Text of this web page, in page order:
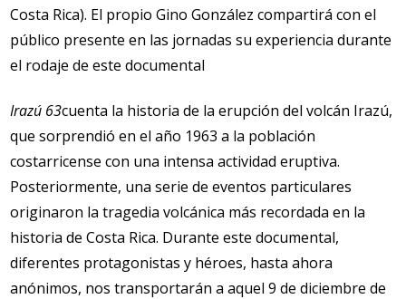
Costa Rica). El propio Gino González compartirá con el
público presente en las jornadas su experiencia durante
el rodaje de este documental
Irazú 63cuenta la historia de la erupción del volcán Irazú,
que sorprendió en el año 1963 a la población
costarricense con una intensa actividad eruptiva.
Posteriormente, una serie de eventos particulares
originaron la tragedia volcánica más recordada en la
historia de Costa Rica. Durante este documental,
diferentes protagonistas y héroes, hasta ahora
anónimos, nos transportarán a aquel 9 de diciembre de